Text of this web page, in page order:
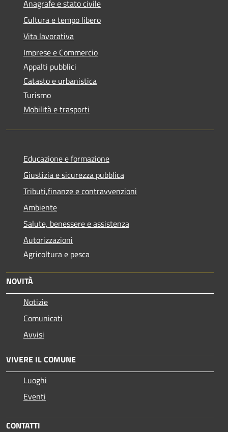
Anagrafe e stato civile
Cultura e tempo libero
Vita lavorativa
Imprese e Commercio
Appalti pubblici
Catasto e urbanistica
Turismo
Mobilità e trasporti
Educazione e formazione
Giustizia e sicurezza pubblica
Tributi,finanze e contravvenzioni
Ambiente
Salute, benessere e assistenza
Autorizzazioni
Agricoltura e pesca
NOVITÀ
Notizie
Comunicati
Avvisi
VIVERE IL COMUNE
Luoghi
Eventi
CONTATTI